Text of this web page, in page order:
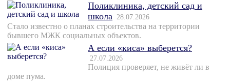
Поликлиника, детский сад и
школа 28.07.2026
Стало известно о планах строительства на территории
бывшего МЖК социальных объектов.
А если «киса» выберется?
27.07.2026
Полиция проверяет, не живёт ли в
доме пума.